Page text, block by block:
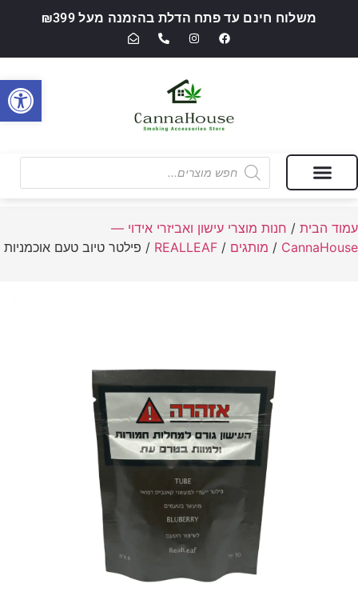
משלוח חינם עד פתח הדלת בהזמנה מעל ₪399
עמוד הבית / חנות מוצרי עישון ואביזרי אידוי —
CannaHouse
/ מותגים /
REALLEAF / פילטר טיוב טעם אוכמניות
פתח